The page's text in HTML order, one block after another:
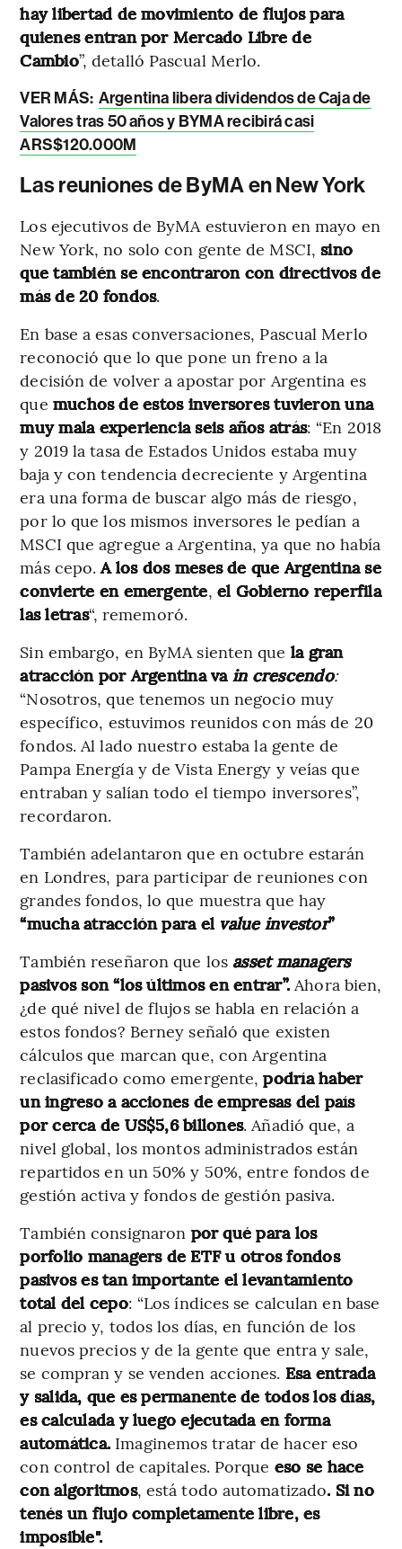
hay libertad de movimiento de flujos para
quienes entran por Mercado Libre de
Cambio”, detalló Pascual Merlo.
VER MÁS: Argentina libera dividendos de Caja de
Valores tras 50 años y BYMA recibirá casi
ARS$120.000M
Las reuniones de ByMA en New York
Los ejecutivos de ByMA estuvieron en mayo en
New York, no solo con gente de MSCI,sino
que también se encontraron con directivos de
más de 20 fondos.
En base a esas conversaciones, Pascual Merlo
reconoció que lo que pone un freno a la
decisión de volver a apostar por Argentina es
que muchos de estos inversores tuvieron una
muy mala experiencia seis años atrás: “En 2018
y 2019 la tasa de Estados Unidos estaba muy
baja y con tendencia decreciente y Argentina
era una forma de buscar algo más de riesgo,
por lo que los mismos inversores le pedían a
MSCI que agregue a Argentina, ya que no había
más cepo.A los dos meses de que Argentina se
convierte en emergente, el Gobierno reperfila
las letras“, rememoró.
Sin embargo, en ByMA sienten que la gran
atracción por Argentina va in crescendo:
“Nosotros, que tenemos un negocio muy
específico, estuvimos reunidos con más de 20
fondos. Al lado nuestro estaba la gente de
Pampa Energía y de Vista Energy y veías que
entraban y salían todo el tiempo inversores”,
recordaron.
También adelantaron que en octubre estarán
en Londres, para participar de reuniones con
grandes fondos, lo que muestra que hay
“mucha atracción para el value investor”
También reseñaron que los asset managers
pasivos son “los últimos en entrar”.Ahora bien,
¿de qué nivel de flujos se habla en relación a
estos fondos? Berney señaló que existen
cálculos que marcan que, con Argentina
reclasificado como emergente,podría haber
un ingreso a acciones de empresas del país
por cerca de US$5,6 billones. Añadió que, a
nivel global, los montos administrados están
repartidos en un 50% y 50%, entre fondos de
gestión activa y fondos de gestión pasiva.
También consignaron por qué para los
porfolio managers de ETF u otros fondos
pasivos es tan importante el levantamiento
total del cepo: “Los índices se calculan en base
al precio y, todos los días, en función de los
nuevos precios y de la gente que entra y sale,
se compran y se venden acciones. Esa entrada
y salida, que es permanente de todos los días,
es calculada y luego ejecutada en forma
automática. Imaginemos tratar de hacer eso
con control de capitales. Porque eso se hace
con algoritmos, está todo automatizado. Si no
tenés un flujo completamente libre, es
imposible".